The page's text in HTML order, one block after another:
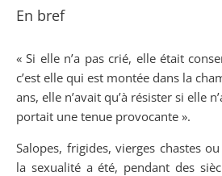
En bref
« Si elle n’a pas crié, elle était
c’est elle qui est montée dans la
ans, elle n’avait qu’à résister si elle
portait une tenue provocante ».
Salopes, frigides, vierges chastes
la sexualité a été, pendant des